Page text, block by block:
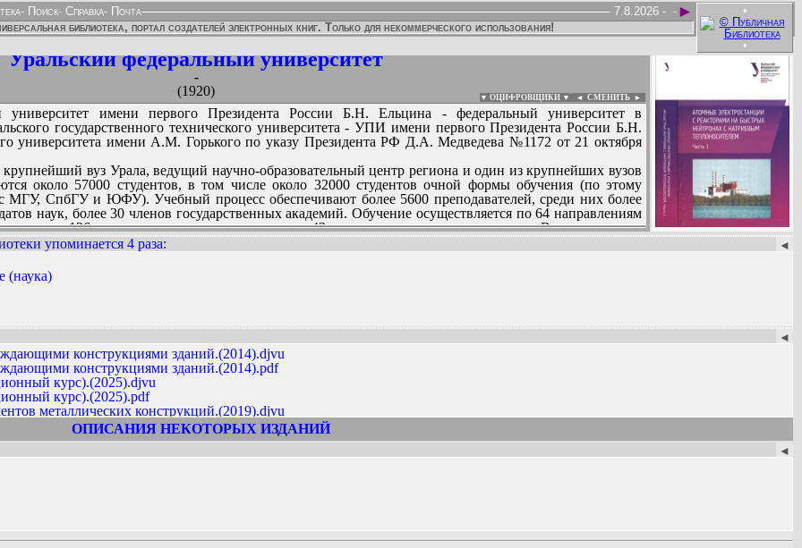
•
•
►
- Поиск- Справка- Почта -
7.8.2026 -
библиотека, портал создателей электронных книг. Только для некоммерческого использования!
Уральский федеральный университет
-
(1920)
▼ ОЦИФРОВЩИКИ ▼ ◄ СМЕНИТЬ ►
университет имени первого Президента России Б.Н. Ельцина - федеральный университет в
государственного технического университета - УПИ имени первого Президента России Б.Н.
университета имени А.М. Горького по указу Президента РФ Д.А. Медведева №1172 от 21 октября
вуз Урала, ведущий научно-образовательный центр региона и один из крупнейших вузов
около 57000 студентов, в том числе около 32000 студентов очной формы обучения (по этому
МГУ, СпбГУ и ЮФУ). Учебный процесс обеспечивают более 5600 преподавателей, среди них более
наук, более 30 членов государственных академий. Обучение осуществляется по 64 направлениям
126 специальностям аспирантуры и 42 специальностям докторантуры. В университете
вузов Российской Федерации, получивших право на дополнительное финансирование в рамках
университетов
Анатольевич Кокшаров, до этого исполнявший обязанности главы правительства Свердловской
президента университета, с момента учреждения поста обязанности президента исполнял доктор
РАН Станислав Степанович Набойченко, бывший ректор УГТУ-УПИ...
:
звездочет, Игорь Беспалов...
ИЗДАНИЙ:
элементов металлических конструкций.(2019)
◄
упоминается 4 раза:
(наука)
◄
конструкциями зданий.(2014).djvu
конструкциями зданий.(2014).pdf
курс).(2025).djvu
курс).(2025).pdf
металлических конструкций.(2019).djvu
металлических конструкций.(2019).pdf
ОПИСАНИЯ НЕКОТОРЫХ ИЗДАНИЙ
◄
с натриевым теплоносителем. В 2 частях. Часть 1.(2013) Учебное пособие